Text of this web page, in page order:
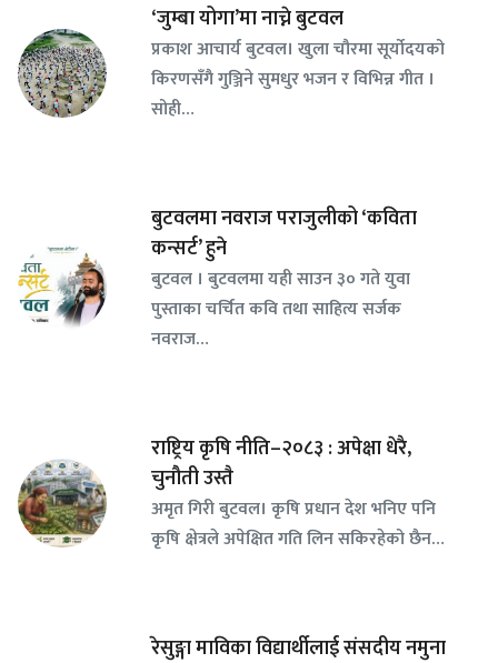
‘जुम्बा योगा’मा नाच्ने बुटवल
प्रकाश आचार्य बुटवल। खुला चौरमा सूर्योदयको
किरणसँगै गुञ्जिने सुमधुर भजन र विभिन्न गीत ।
सोही…
बुटवलमा नवराज पराजुलीको ‘कविता
कन्सर्ट’ हुने
बुटवल । बुटवलमा यही साउन ३० गते युवा
पुस्ताका चर्चित कवि तथा साहित्य सर्जक
नवराज…
राष्ट्रिय कृषि नीति–२०८३ : अपेक्षा धेरै,
चुनौती उस्तै
अमृत गिरी बुटवल। कृषि प्रधान देश भनिए पनि
कृषि क्षेत्रले अपेक्षित गति लिन सकिरहेको छैन…
रेसुङ्गा माविका विद्यार्थीलाई संसदीय नमुना